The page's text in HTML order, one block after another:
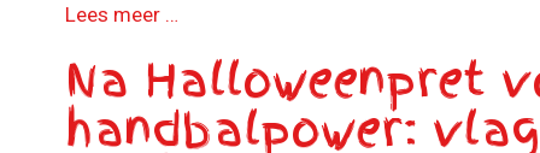
Lees meer …
Na Halloweenpret
handbalpower: